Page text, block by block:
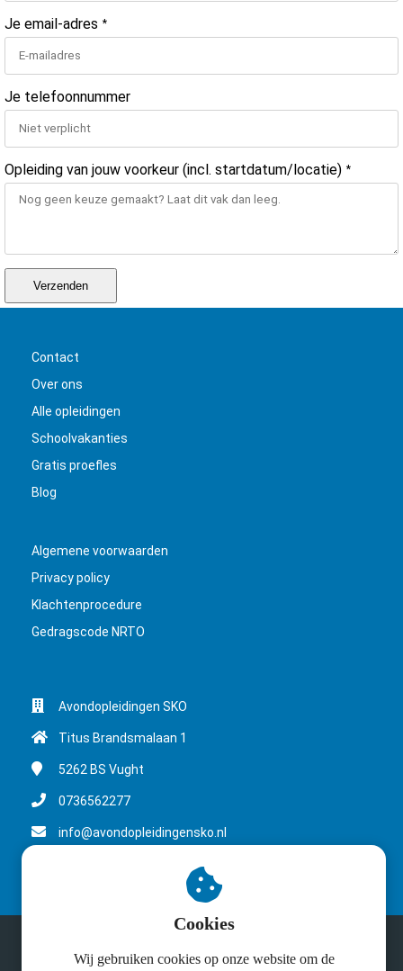
Je email-adres *
Je telefoonnummer
Opleiding van jouw voorkeur (incl. startdatum/locatie) *
Verzenden
Contact
Over ons
Alle opleidingen
Schoolvakanties
Gratis proefles
Blog
Algemene voorwaarden
Privacy policy
Klachtenprocedure
Gedragscode NRTO
Avondopleidingen SKO
Titus Brandsmalaan 1
5262 BS Vught
0736562277
info@avondopleidingensko.nl
© Avondopleidingen SKO 2025
Cookies
Wij gebruiken cookies op onze website om de